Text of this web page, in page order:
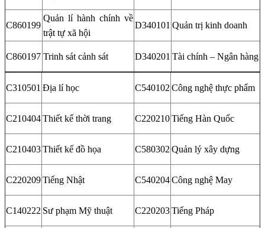
C860199
Quản lí hành chính về
trật tự xã hội
D340101 Quản trị kinh doanh
C860197 Trinh sát cảnh sát D340201 Tài chính – Ngân hàng
C310501 Địa lí học C540102 Công nghệ thực phẩm
C210404Thiết kế thời trang C220210Tiếng Hàn Quốc
C210403Thiết kế đồ họa C580302 Quản lý xây dựng
C220209Tiếng Nhật C540204Công nghệ May
C140222 Sư phạm Mỹ thuật C220203Tiếng Pháp